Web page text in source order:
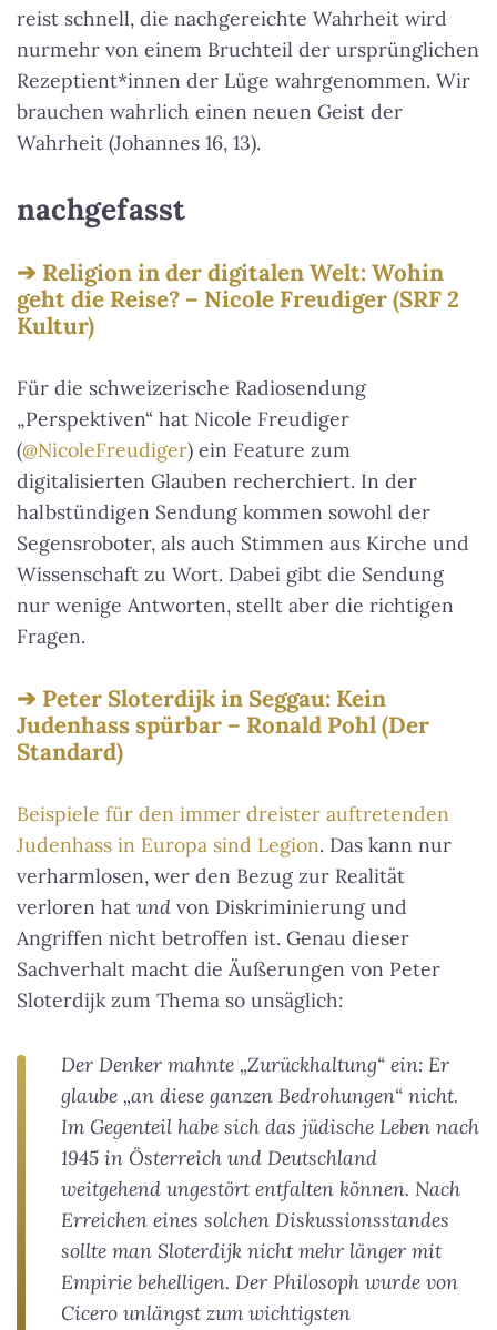
reist schnell, die nachgereichte Wahrheit wird
nurmehr von einem Bruchteil der ursprünglichen
Rezeptient*innen der Lüge wahrgenommen. Wir
brauchen wahrlich einen neuen Geist der
Wahrheit (Johannes 16, 13).
nachgefasst
Religion in der digitalen Welt: Wohin
geht die Reise? – Nicole Freudiger (SRF 2
Kultur)
Für die schweizerische Radiosendung
„Perspektiven“ hat Nicole Freudiger
(@NicoleFreudiger) ein Feature zum
digitalisierten Glauben recherchiert. In der
halbstündigen Sendung kommen sowohl der
Segensroboter, als auch Stimmen aus Kirche und
Wissenschaft zu Wort. Dabei gibt die Sendung
nur wenige Antworten, stellt aber die richtigen
Fragen.
Peter Sloterdijk in Seggau: Kein
Judenhass spürbar – Ronald Pohl (Der
Standard)
Beispiele für den immer dreister auftretenden
Judenhass in Europa sind Legion. Das kann nur
verharmlosen, wer den Bezug zur Realität
verloren hat und von Diskriminierung und
Angriffen nicht betroffen ist. Genau dieser
Sachverhalt macht die Äußerungen von Peter
Sloterdijk zum Thema so unsäglich:
Der Denker mahnte „Zurückhaltung“ ein: Er
glaube „an diese ganzen Bedrohungen“ nicht.
Im Gegenteil habe sich das jüdische Leben nach
1945 in Österreich und Deutschland
weitgehend ungestört entfalten können. Nach
Erreichen eines solchen Diskussionsstandes
sollte man Sloterdijk nicht mehr länger mit
Empirie behelligen. Der Philosoph wurde von
Cicero unlängst zum wichtigsten